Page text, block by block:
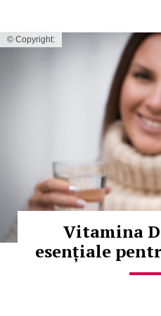
© Copyright:
Vitamina
esențiale